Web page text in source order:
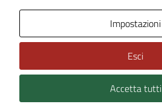
Technical Design s.r.l.
Impostazioni
Esci
Accetta tutti